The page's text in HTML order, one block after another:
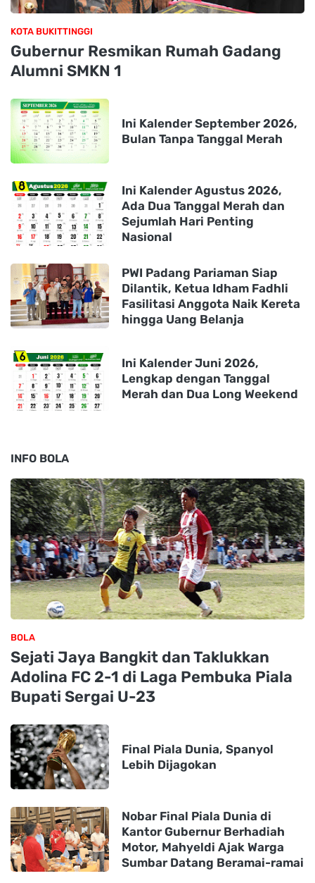
KOTA BUKITTINGGI
Gubernur Resmikan Rumah Gadang
Alumni SMKN 1
Ini Kalender September 2026,
Bulan Tanpa Tanggal Merah
Ini Kalender Agustus 2026,
Ada Dua Tanggal Merah dan
Sejumlah Hari Penting
Nasional
PWI Padang Pariaman Siap
Dilantik, Ketua Idham Fadhli
Fasilitasi Anggota Naik Kereta
hingga Uang Belanja
Ini Kalender Juni 2026,
Lengkap dengan Tanggal
Merah dan Dua Long Weekend
INFO BOLA
BOLA
Sejati Jaya Bangkit dan Taklukkan
Adolina FC 2-1 di Laga Pembuka Piala
Bupati Sergai U-23
Final Piala Dunia, Spanyol
Lebih Dijagokan
Nobar Final Piala Dunia di
Kantor Gubernur Berhadiah
Motor, Mahyeldi Ajak Warga
Sumbar Datang Beramai-ramai